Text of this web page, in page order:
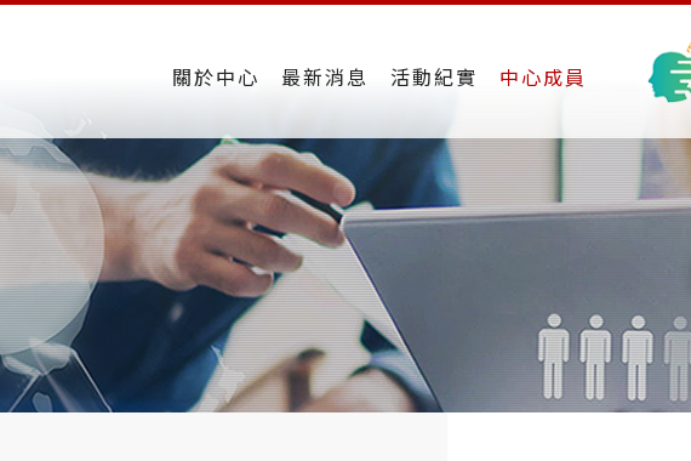
關於中心 最新消息 活動紀實 中心成員